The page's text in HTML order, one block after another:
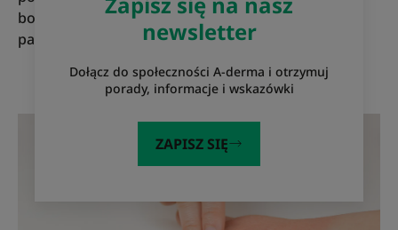
bogatszych na noc lub na szczególnie przesuszone
partie.
newsletter
Dołącz do społeczności A-derma i otrzymuj
porady, informacje i wskazówki
ZAPISZ SIĘ